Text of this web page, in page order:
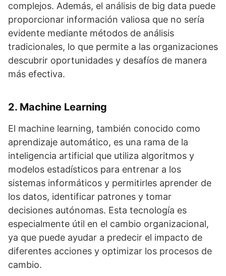
complejos. Además, el análisis de big data puede
proporcionar información valiosa que no sería
evidente mediante métodos de análisis
tradicionales, lo que permite a las organizaciones
descubrir oportunidades y desafíos de manera
más efectiva.
2. Machine Learning
El machine learning, también conocido como
aprendizaje automático, es una rama de la
inteligencia artificial que utiliza algoritmos y
modelos estadísticos para entrenar a los
sistemas informáticos y permitirles aprender de
los datos, identificar patrones y tomar
decisiones autónomas. Esta tecnología es
especialmente útil en el cambio organizacional,
ya que puede ayudar a predecir el impacto de
diferentes acciones y optimizar los procesos de
cambio.